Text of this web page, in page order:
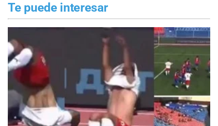
Te puede interesar